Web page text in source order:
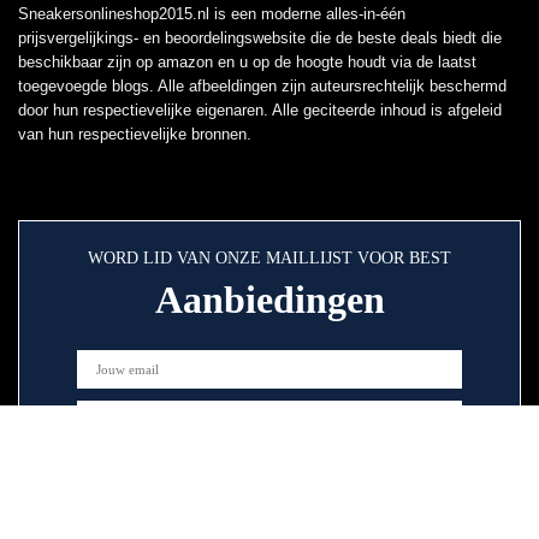
Sneakersonlineshop2015.nl is een moderne alles-in-één
prijsvergelijkings- en beoordelingswebsite die de beste deals biedt die
beschikbaar zijn op amazon en u op de hoogte houdt via de laatst
toegevoegde blogs. Alle afbeeldingen zijn auteursrechtelijk beschermd
door hun respectievelijke eigenaren. Alle geciteerde inhoud is afgeleid
van hun respectievelijke bronnen.
WORD LID VAN ONZE MAILLIJST VOOR BEST
Aanbiedingen